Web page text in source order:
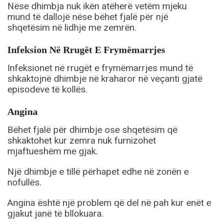
Nëse dhimbja nuk ikën atëherë vetëm mjeku
mund të dallojë nëse bëhet fjalë për një
shqetësim në lidhje me zemrën.
Infeksion Në Rrugët E Frymëmarrjes
Infeksionet në rrugët e frymëmarrjes mund të
shkaktojnë dhimbje në kraharor në veçanti gjatë
episodeve të kollës.
Angina
Bëhet fjalë për dhimbje ose shqetësim që
shkaktohet kur zemra nuk furnizohet
mjaftueshëm me gjak.
Një dhimbje e tillë përhapet edhe në zonën e
nofullës.
Angina është një problem që del në pah kur enët e
gjakut janë të bllokuara.